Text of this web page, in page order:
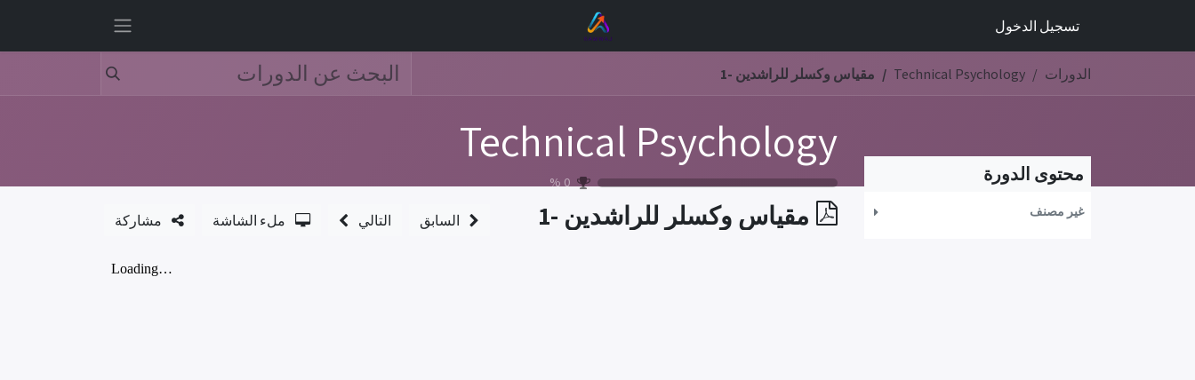
تسجيل الدخول
الدورات Technical Psychology مقياس وكسلر للراشدين -1
Technical Psychology
0
% محتوى الدورة
غير مصنف مقياس وكسلر للراشدين -1 السابق التالي ملء الشاشة مشاركة